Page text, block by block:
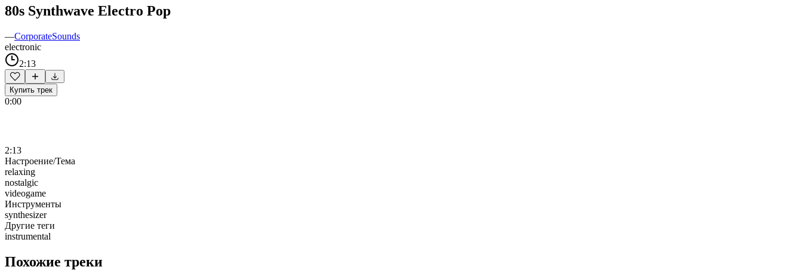
80s Synthwave Electro Pop
—CorporateSounds
electronic
2:13
Купить трек
0:00
2:13
Настроение/Тема
relaxing
nostalgic
videogame
Инструменты
synthesizer
Другие теги
instrumental
Похожие треки